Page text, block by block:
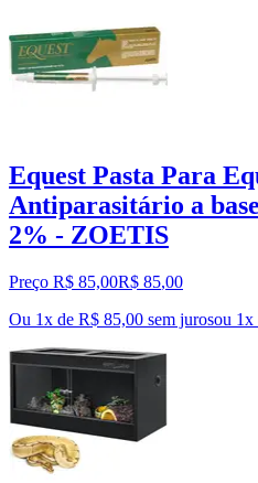
Equest Pasta Para
Antiparasitário a
2% - ZOETIS
Preço R$ 85,00R$ 85,00
Ou 1x de R$ 85,00 sem jurosou 1x